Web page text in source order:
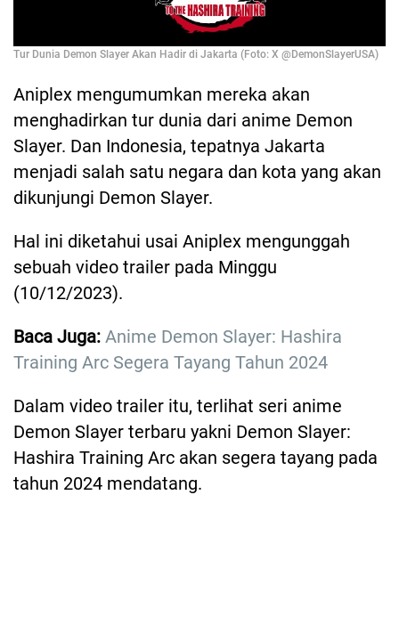
Tur Dunia Demon Slayer Akan Hadir di Jakarta (Foto: X @DemonSlayerUSA)
Aniplex mengumumkan mereka akan
menghadirkan tur dunia dari anime Demon
Slayer. Dan Indonesia, tepatnya Jakarta
menjadi salah satu negara dan kota yang akan
dikunjungi Demon Slayer.
Hal ini diketahui usai Aniplex mengunggah
sebuah video trailer pada Minggu
(10/12/2023).
Baca Juga: Anime Demon Slayer: Hashira
Training Arc Segera Tayang Tahun 2024
Dalam video trailer itu, terlihat seri anime
Demon Slayer terbaru yakni Demon Slayer:
Hashira Training Arc akan segera tayang pada
tahun 2024 mendatang.